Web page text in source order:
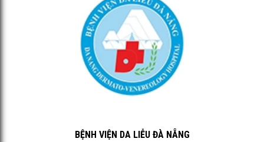
BỆNH VIỆN DA LIỄU ĐÀ NẴNG